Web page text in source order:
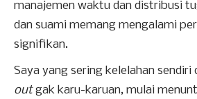
manajemen waktu dan distribusi
dan suami memang mengalami
signifikan.
Saya yang sering kelelahan sendiri
outgak karu-karuan, mulai